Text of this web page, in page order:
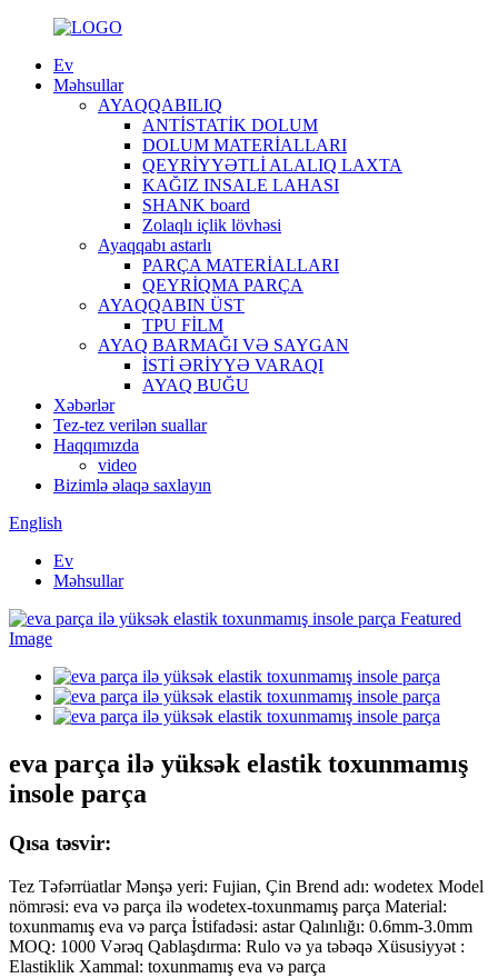
Ev
Məhsullar
AYAQQABILIQ
ANTİSTATİK DOLUM
DOLUM MATERİALLARI
QEYRİYYƏTLİ ALALIQ LAXTA
KAĞIZ INSALE LAHASI
SHANK board
Zolaqlı içlik lövhəsi
Ayaqqabı astarlı
PARÇA MATERİALLARI
QEYRİQMA PARÇA
AYAQQABIN ÜST
TPU FİLM
AYAQ BARMAĞI VƏ SAYGAN
İSTİ ƏRİYYƏ VARAQI
AYAQ BUĞU
Xəbərlər
Tez-tez verilən suallar
Haqqımızda
video
Bizimlə əlaqə saxlayın
English
Ev
Məhsullar
eva parça ilə yüksək elastik toxunmamış
insole parça
Qısa təsvir:
Tez Təfərrüatlar Mənşə yeri: Fujian, Çin Brend adı: wodetex Model
nömrəsi: eva və parça ilə wodetex-toxunmamış parça Material:
toxunmamış eva və parça İstifadəsi: astar Qalınlığı: 0.6mm-3.0mm
MOQ: 1000 Vərəq Qablaşdırma: Rulo və ya təbəqə Xüsusiyyət :
Elastiklik Xammal: toxunmamış eva və parça